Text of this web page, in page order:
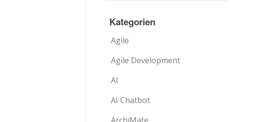
Kategorien
Agile
Agile Development
AI
AI Chatbot